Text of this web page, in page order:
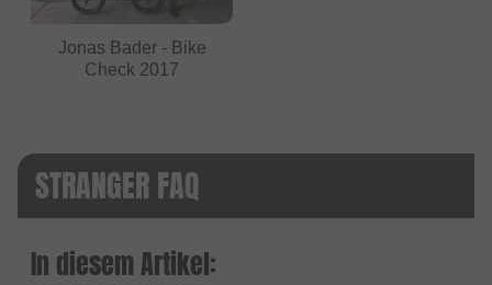
Jonas Bader - Bike
Check 2017
STRANGER FAQ
In diesem Artikel: